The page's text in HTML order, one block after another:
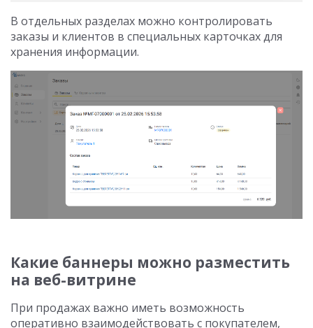
В отдельных разделах можно контролировать
заказы и клиентов в специальных карточках для
хранения информации.
Какие баннеры можно разместить
на веб-витрине
При продажах важно иметь возможность
оперативно взаимодействовать с покупателем,